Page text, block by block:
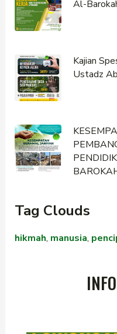
Al-
Kajian
Ustadz
Tag Clouds
hikmah, manusia,